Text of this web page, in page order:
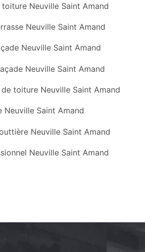
Neuville Saint Amand
Neuville Saint Amand
Neuville Saint Amand
Neuville Saint Amand
toiture Neuville Saint Amand
Neuville Saint Amand
Neuville Saint Amand
Neuville Saint Amand